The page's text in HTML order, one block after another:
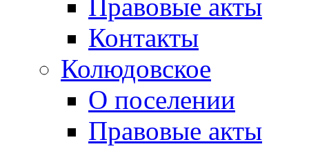
Правовые акты
Контакты
Колюдовское
О поселении
Правовые акты